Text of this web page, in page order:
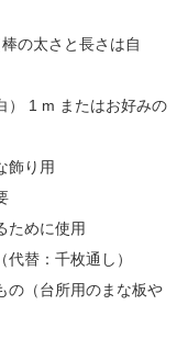
の太さと長さは自
） 1 m またはお好みの
飾り用
ために使用
替：千枚通し）
の（台所用のまな板や